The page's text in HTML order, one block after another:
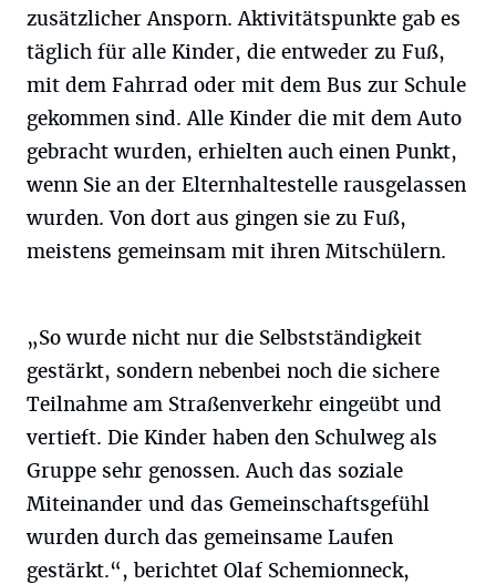
zusätzlicher Ansporn. Aktivitätspunkte gab es
täglich für alle Kinder, die entweder zu Fuß,
mit dem Fahrrad oder mit dem Bus zur Schule
gekommen sind. Alle Kinder die mit dem Auto
gebracht wurden, erhielten auch einen Punkt,
wenn Sie an der Elternhaltestelle rausgelassen
wurden. Von dort aus gingen sie zu Fuß,
meistens gemeinsam mit ihren Mitschülern.
„So wurde nicht nur die Selbstständigkeit
gestärkt, sondern nebenbei noch die sichere
Teilnahme am Straßenverkehr eingeübt und
vertieft. Die Kinder haben den Schulweg als
Gruppe sehr genossen. Auch das soziale
Miteinander und das Gemeinschaftsgefühl
wurden durch das gemeinsame Laufen
gestärkt.“, berichtet Olaf Schemionneck,